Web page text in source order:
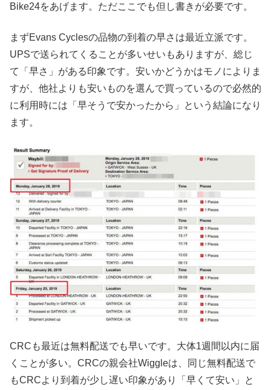
Bike24をあげます。ただここでも但し書きが必要です。
まずEvans Cyclesの品物の到着の早さは最近立派です。
UPSで送られてくることが多いせいもありますが、総じ
て「早さ」がある印象です。安いかどうかはモノによりま
すが、他社よりも安いものを選んで買っているので必然的
に利用時には「早そうで安かったから」という結論になり
ます。
CRCも最近は無料配送でも早いです。大体1週間以内に届
くことが多い。CRCの親会社Wiggleは、同じ無料配送で
もCRCより到着が少し遅い印象があり「早くて安い」と